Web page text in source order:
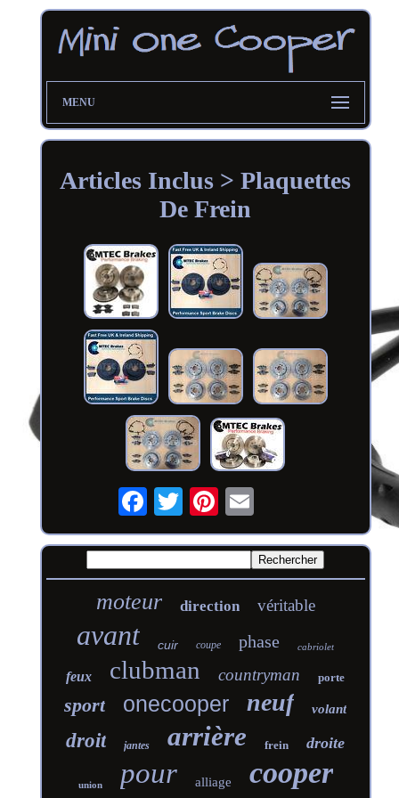
MENU
Articles Inclus > Plaquettes
De Frein
moteur direction véritable
avant cuir coupe phase cabriolet
feux clubman countryman porte
sport onecooper neuf volant
droit jantes arrière frein droite
union pour alliage cooper